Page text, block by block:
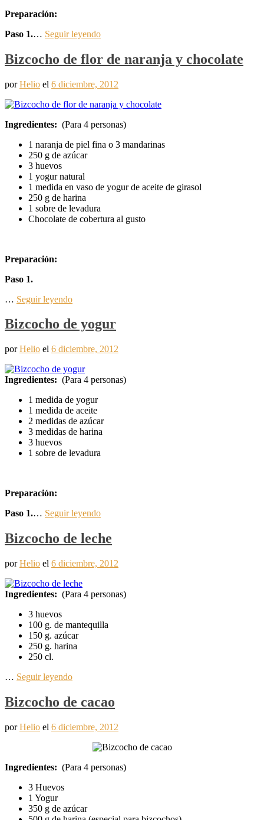
Preparación:
Paso 1.… Seguir leyendo
Bizcocho de flor de naranja y chocolate
porHelio el 6 diciembre, 2012
Ingredientes: (Para 4 personas)
1 naranja de piel fina o 3 mandarinas
250 g de azúcar
3 huevos
1 yogur natural
1 medida en vaso de yogur de aceite de girasol
250 g de harina
1 sobre de levadura
Chocolate de cobertura al gusto
Preparación:
Paso 1.
… Seguir leyendo
Bizcocho de yogur
porHelio el 6 diciembre, 2012
Ingredientes: (Para 4 personas)
1 medida de yogur
1 medida de aceite
2 medidas de azúcar
3 medidas de harina
3 huevos
1 sobre de levadura
Preparación:
Paso 1.… Seguir leyendo
Bizcocho de leche
porHelio el 6 diciembre, 2012
Ingredientes: (Para 4 personas)
3 huevos
100 g. de mantequilla
150 g. azúcar
250 g. harina
250 cl.
… Seguir leyendo
Bizcocho de cacao
porHelio el 6 diciembre, 2012
Ingredientes: (Para 4 personas)
3 Huevos
1 Yogur
350 g de azúcar